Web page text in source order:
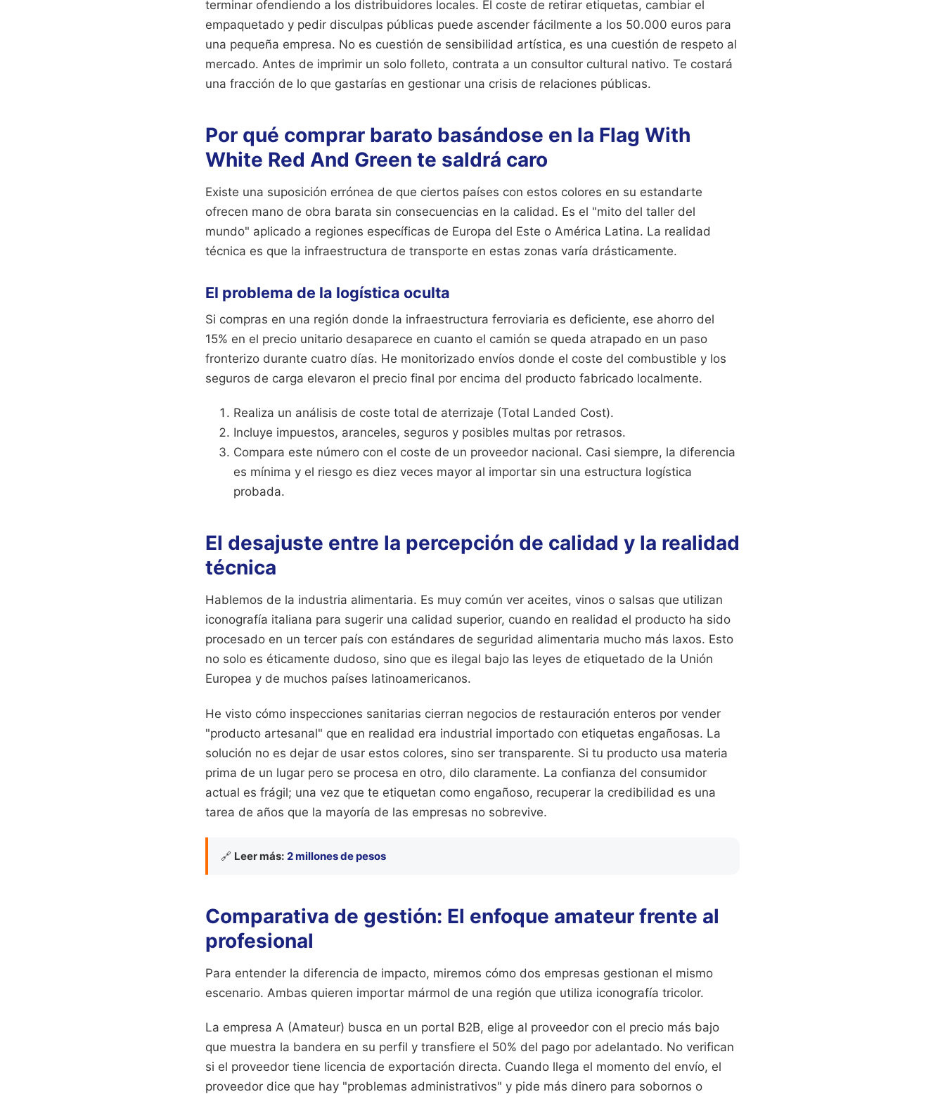
terminar ofendiendo a los distribuidores locales. El coste de retirar etiquetas, cambiar el
empaquetado y pedir disculpas públicas puede ascender fácilmente a los 50.000 euros para
una pequeña empresa. No es cuestión de sensibilidad artística, es una cuestión de respeto al
mercado. Antes de imprimir un solo folleto, contrata a un consultor cultural nativo. Te costará
una fracción de lo que gastarías en gestionar una crisis de relaciones públicas.
Por qué comprar barato basándose en la Flag With
White Red And Green te saldrá caro
Existe una suposición errónea de que ciertos países con estos colores en su estandarte
ofrecen mano de obra barata sin consecuencias en la calidad. Es el "mito del taller del
mundo" aplicado a regiones específicas de Europa del Este o América Latina. La realidad
técnica es que la infraestructura de transporte en estas zonas varía drásticamente.
El problema de la logística oculta
Si compras en una región donde la infraestructura ferroviaria es deficiente, ese ahorro del
15% en el precio unitario desaparece en cuanto el camión se queda atrapado en un paso
fronterizo durante cuatro días. He monitorizado envíos donde el coste del combustible y los
seguros de carga elevaron el precio final por encima del producto fabricado localmente.
Realiza un análisis de coste total de aterrizaje (Total Landed Cost).
Incluye impuestos, aranceles, seguros y posibles multas por retrasos.
Compara este número con el coste de un proveedor nacional. Casi siempre, la diferencia
es mínima y el riesgo es diez veces mayor al importar sin una estructura logística
probada.
El desajuste entre la percepción de calidad y la realidad
técnica
Hablemos de la industria alimentaria. Es muy común ver aceites, vinos o salsas que utilizan
iconografía italiana para sugerir una calidad superior, cuando en realidad el producto ha sido
procesado en un tercer país con estándares de seguridad alimentaria mucho más laxos. Esto
no solo es éticamente dudoso, sino que es ilegal bajo las leyes de etiquetado de la Unión
Europea y de muchos países latinoamericanos.
He visto cómo inspecciones sanitarias cierran negocios de restauración enteros por vender
"producto artesanal" que en realidad era industrial importado con etiquetas engañosas. La
solución no es dejar de usar estos colores, sino ser transparente. Si tu producto usa materia
prima de un lugar pero se procesa en otro, dilo claramente. La confianza del consumidor
actual es frágil; una vez que te etiquetan como engañoso, recuperar la credibilidad es una
tarea de años que la mayoría de las empresas no sobrevive.
🔗 Leer más: 2 millones de pesos
Comparativa de gestión: El enfoque amateur frente al
profesional
Para entender la diferencia de impacto, miremos cómo dos empresas gestionan el mismo
escenario. Ambas quieren importar mármol de una región que utiliza iconografía tricolor.
La empresa A (Amateur) busca en un portal B2B, elige al proveedor con el precio más bajo
que muestra la bandera en su perfil y transfiere el 50% del pago por adelantado. No verifican
si el proveedor tiene licencia de exportación directa. Cuando llega el momento del envío, el
proveedor dice que hay "problemas administrativos" y pide más dinero para sobornos o